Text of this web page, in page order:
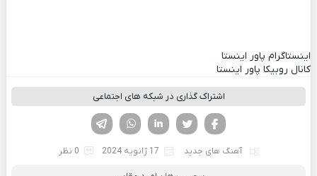
اینستاگرام پاور اینستا
کانال روبیکا پاور اینستا
اشتراک گذاری در شبکه های اجتماعی
لینکدین تویتر
فیسوک
آهنگ های جدید 17 ژانویه 2024 0 نظر